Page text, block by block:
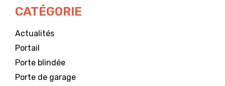
CATÉGORIE
Actualités
Portail
Porte blindée
Porte de garage